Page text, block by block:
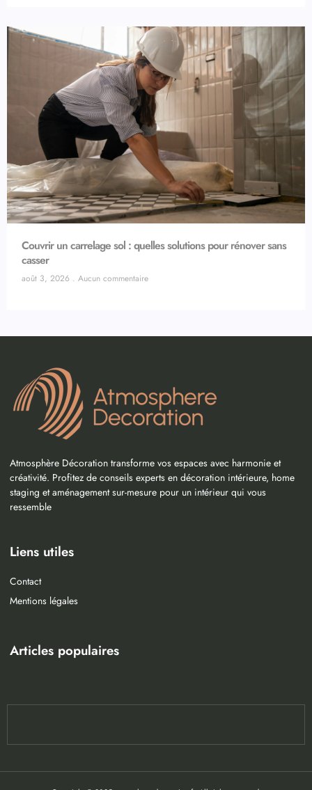
Couvrir un carrelage sol : quelles solutions pour rénover sans
casser
août 3, 2026 Aucun commentaire
Atmosphère Décoration transforme vos espaces avec harmonie et
créativité. Profitez de conseils experts en décoration intérieure, home
staging et aménagement sur-mesure pour un intérieur qui vous
ressemble
Liens utiles
Contact
Mentions légales
Articles populaires